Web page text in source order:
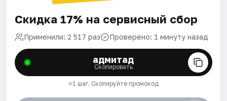
Скидка 17% на сервисный сбор
Применили: 2 517 раз Проверено: 1 минуту назад
адмитад
Скопировать
1 шаг. Скопируйте промокод